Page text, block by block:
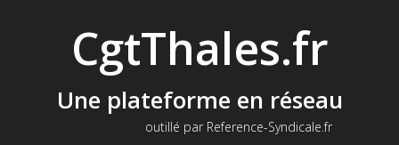
CgtThales.fr
Une plateforme en réseau
outillé par Reference-Syndicale.fr